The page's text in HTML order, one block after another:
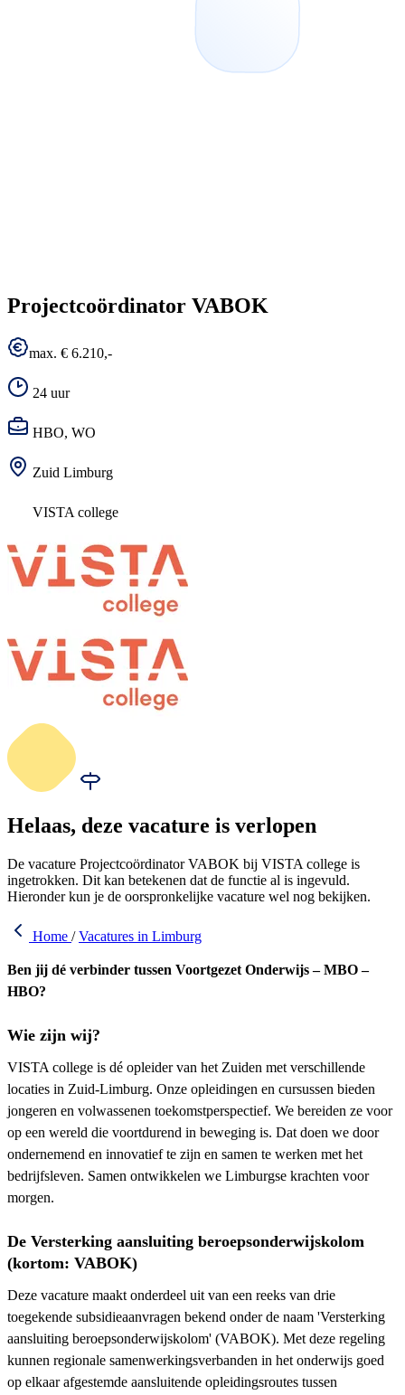
Projectcoördinator VABOK
max. € 6.210,-
24 uur
HBO, WO
Zuid Limburg
VISTA college
Helaas, deze vacature is verlopen
De vacature Projectcoördinator VABOK bij VISTA college is
ingetrokken. Dit kan betekenen dat de functie al is ingevuld.
Hieronder kun je de oorspronkelijke vacature wel nog bekijken.
Home / Vacatures in Limburg
Ben jij dé verbinder tussen Voortgezet Onderwijs – MBO –
HBO?
Wie zijn wij?
VISTA college is dé opleider van het Zuiden met verschillende
locaties in Zuid-Limburg. Onze opleidingen en cursussen bieden
jongeren en volwassenen toekomstperspectief. We bereiden ze voor
op een wereld die voortdurend in beweging is. Dat doen we door
ondernemend en innovatief te zijn en samen te werken met het
bedrijfsleven. Samen ontwikkelen we Limburgse krachten voor
morgen.
De Versterking aansluiting beroepsonderwijskolom
(kortom: VABOK)
Deze vacature maakt onderdeel uit van een reeks van drie
toegekende subsidieaanvragen bekend onder de naam 'Versterking
aansluiting beroepsonderwijskolom' (VABOK). Met deze regeling
kunnen regionale samenwerkingsverbanden in het onderwijs goed
op elkaar afgestemde aansluitende opleidingsroutes tussen